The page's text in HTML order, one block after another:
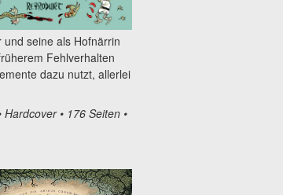
seine als Hofnärrin
Fehlverhalten
dazu nutzt, allerlei
• 176 Seiten •